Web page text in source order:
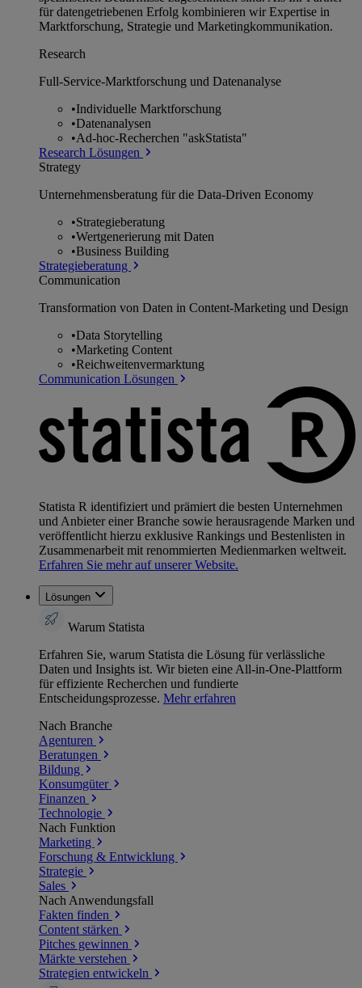
für datengetriebenen Erfolg kombinieren wir Expertise in
Marktforschung, Strategie und Marketingkommunikation.
Research
Full-Service-Marktforschung und Datenanalyse
•Individuelle Marktforschung
•Datenanalysen
•Ad-hoc-Recherchen "askStatista"
Research Lösungen
Strategy
Unternehmens­beratung für die Data-Driven Economy
•Strategieberatung
•Wertgenerierung mit Daten
•Business Building
Strategieberatung
Communication
Transformation von Daten in Content-Marketing und Design
•Data Storytelling
•Marketing Content
•Reichweitenvermarktung
Communication Lösungen
Statista R identifiziert und prämiert die besten Unternehmen
und Anbieter einer Branche sowie herausragende Marken und
veröffentlicht hierzu exklusive Rankings und Bestenlisten in
Zusammenarbeit mit renommierten Medienmarken weltweit.
Erfahren Sie mehr auf unserer Website.
Lösungen
Warum Statista
Erfahren Sie, warum Statista die Lösung für verlässliche
Daten und Insights ist. Wir bieten eine All-in-One-Plattform
für effiziente Recherchen und fundierte
Entscheidungsprozesse. Mehr erfahren
Nach Branche
Agenturen
Beratungen
Bildung
Konsumgüter
Finanzen
Technologie
Nach Funktion
Marketing
Forschung & Entwicklung
Strategie
Sales
Nach Anwendungsfall
Fakten finden
Content stärken
Pitches gewinnen
Märkte verstehen
Strategien entwickeln